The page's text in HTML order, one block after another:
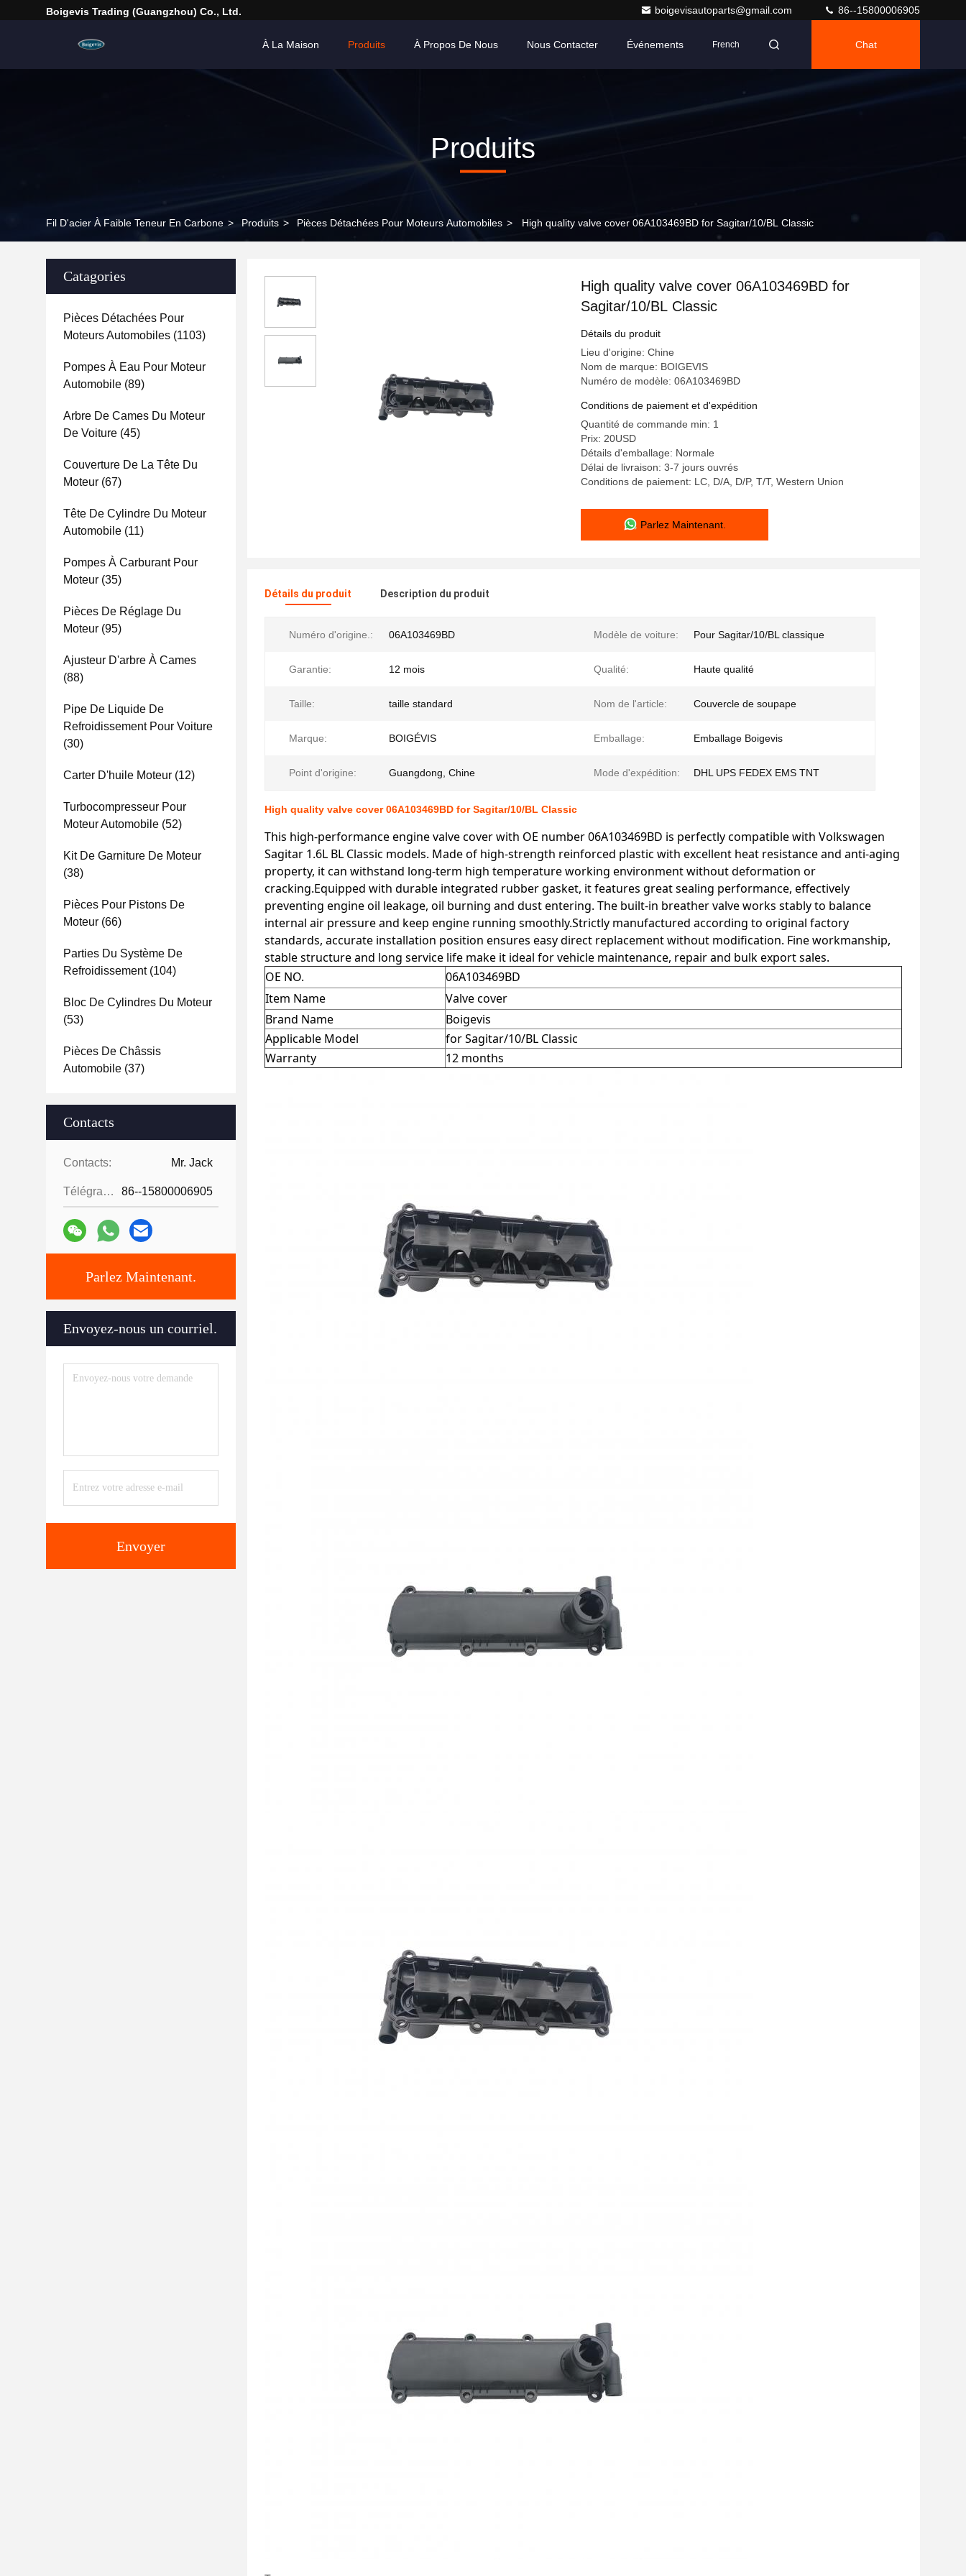
Boigevis Trading (guangzhou) Co., Ltd. boigevisautoparts@gmail.com 86--15800006905
À La Maison Produits À Propos De Nous Nous Contacter Événements French Chat
Produits
Fil D'acier À Faible Teneur En Carbone > Produits > Pièces Détachées Pour Moteurs Automobiles > High quality valve cover 06A103469BD for Sagitar/10/BL Classic
Catagories
Pièces Détachées Pour
Moteurs Automobiles (1103)
Pompes À Eau Pour Moteur
Automobile (89)
Arbre De Cames Du Moteur
De Voiture (45)
Couverture De La Tête Du
Moteur (67)
Tête De Cylindre Du Moteur
Automobile (11)
Pompes À Carburant Pour
Moteur (35)
Pièces De Réglage Du
Moteur (95)
Ajusteur D'arbre À Cames
(88)
Pipe De Liquide De
Refroidissement Pour Voiture
(30)
Carter D'huile Moteur (12)
Turbocompresseur Pour
Moteur Automobile (52)
Kit De Garniture De Moteur
(38)
Pièces Pour Pistons De
Moteur (66)
Parties Du Système De
Refroidissement(104)
Bloc De Cylindres Du Moteur
(53)
Pièces De Châssis
Automobile (37)
Contacts
Contacts: Mr. Jack
Télégramme: 86--15800006905
Parlez Maintenant.
Envoyez-nous un courriel.
Envoyer
High quality valve cover 06A103469BD for
Sagitar/10/BL Classic
Détails du produit
Lieu d'origine: Chine
Nom de marque: BOIGEVIS
Numéro de modèle: 06A103469BD
Conditions de paiement et d'expédition
Quantité de commande min: 1
Prix: 20USD
Détails d'emballage: Normale
Délai de livraison: 3-7 jours ouvrés
Conditions de paiement: LC, D/A, D/P, T/T, Western Union
Parlez Maintenant.
Détails du produit Description du produit
Numéro d'origine.: 06A103469BD Modèle de voiture: Pour Sagitar/10/BL classique
Garantie: 12 mois Qualité: Haute qualité
Taille: taille standard Nom de l'article: Couvercle de soupape
Marque: BOIGÉVIS Emballage: Emballage Boigevis
Point d'origine: Guangdong, Chine Mode d'expédition: DHL UPS FEDEX EMS TNT
High quality valve cover 06A103469BD for Sagitar/10/BL Classic
This high-performance engine valve cover with OE number 06A103469BD is perfectly compatible with Volkswagen
Sagitar 1.6L BL Classic models. Made of high-strength reinforced plastic with excellent heat resistance and anti-aging
property, it can withstand long-term high temperature working environment without deformation or
cracking.Equipped with durable integrated rubber gasket, it features great sealing performance, effectively
preventing engine oil leakage, oil burning and dust entering. The built-in breather valve works stably to balance
internal air pressure and keep engine running smoothly.Strictly manufactured according to original factory
standards, accurate installation position ensures easy direct replacement without modification. Fine workmanship,
stable structure and long service life make it ideal for vehicle maintenance, repair and bulk export sales.
OE NO.
06A103469BD
Item Name
Valve cover
Brand Name
Boigevis
Applicable Model
for Sagitar/10/BL Classic
Warranty
12 months